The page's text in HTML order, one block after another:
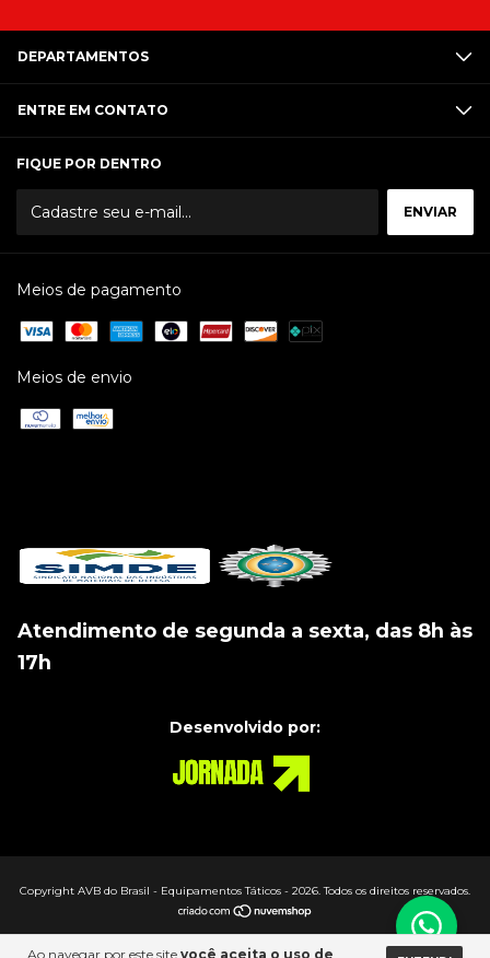
Ao navegar por este site você aceita o uso de
DEPARTAMENTOS
ENTRE EM CONTATO
FIQUE POR DENTRO
Meios de pagamento
Meios de envio
Atendimento de segunda a sexta, das 8h às
17h
Desenvolvido por:
Copyright AVB do Brasil - Equipamentos Táticos - 2026. Todos os direitos reservados.